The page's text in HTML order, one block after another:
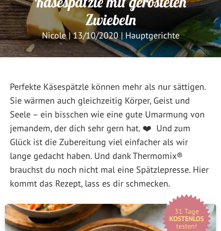
Zwiebeln
Nicole|13/10/2020|Hauptgerichte
Perfekte Käsespätzle können mehr als nur sättigen.
Sie wärmen auch gleichzeitig Körper, Geist und
Seele – ein bisschen wie eine gute Umarmung von
jemandem, der dich sehr gern hat. ❤️ Und zum
Glück ist die Zubereitung viel einfacher als wir
lange gedacht haben. Und dank Thermomix®
brauchst du noch nicht mal eine Spätzlepresse. Hier
kommt das Rezept, lass es dir schmecken.
31 Tage
KOSTENLOS
testen!